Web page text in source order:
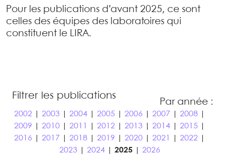
Pour les publications d’avant 2025, ce sont
celles des équipes des laboratoires qui
constituent le LIRA.
Filtrer les publications
Par année :
2002| 2003| 2004| 2005| 2006 2007 2008|
2009
2010| 2011 2012| 2013| 2014| 2015|
2016
2017 2018| 2019 2020| 2021 2022|
2023| 2024| 2025| 2026